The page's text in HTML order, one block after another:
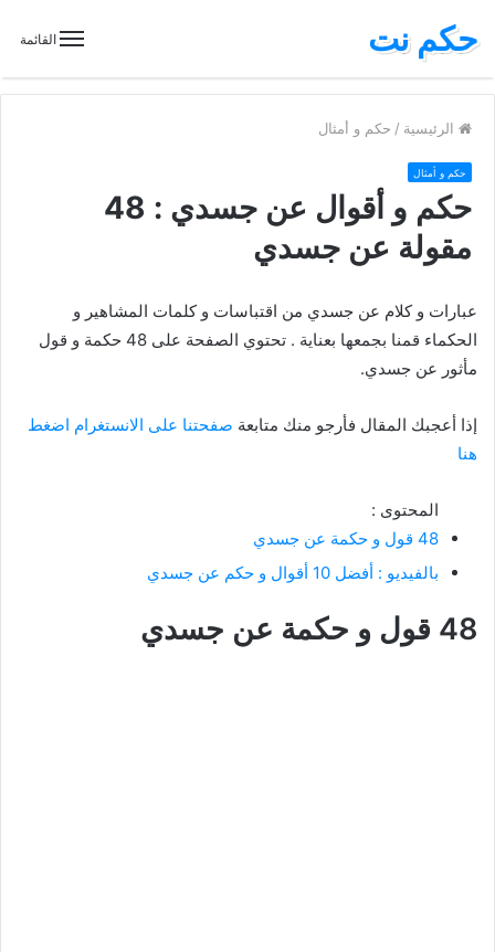
القائمة حكم نت
الرئيسية / حكم و أمثال
حكم و أمثال
حكم و أقوال عن جسدي : 48
مقولة عن جسدي
عبارات و كلام عن جسدي من اقتباسات و كلمات المشاهير و
الحكماء قمنا بجمعها بعناية . تحتوي الصفحة على 48 حكمة و قول
مأثور عن جسدي.
إذا أعجبك المقال فأرجو منك متابعة صفحتنا على الانستغرام اضغط
هنا
المحتوى :
48 قول و حكمة عن جسدي
بالفيديو : أفضل 10 أقوال و حكم عن جسدي
48 قول و حكمة عن جسدي